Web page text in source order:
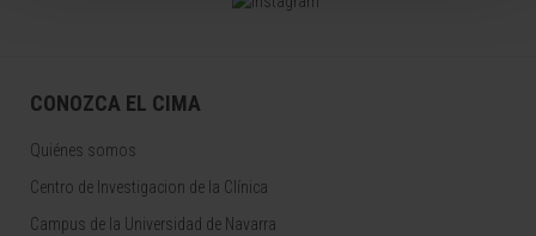
CONOZCA EL CIMA
Quiénes somos
Centro de Investigacion de la Clínica
Campus de la Universidad de Navarra